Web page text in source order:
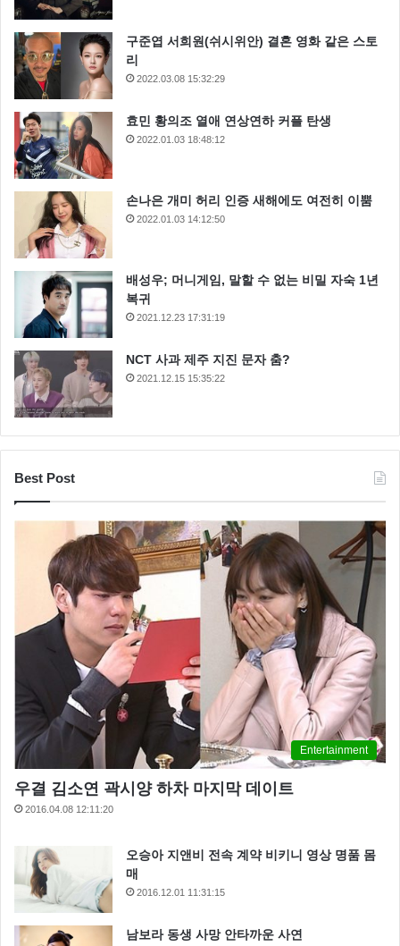
모델 수주 는 한국보다는 해외에서 더 유명한 톱 모델인
데요 우리나라에서는 GD의 절친으로 알려진 인물이기
도 합니다.
‘수주’는 모델로 데뷔 하면서 2년 만에 세계 4대 컬렉션
모델인데요
‘수주’는 머리카락을 금발로 변신 하면서 해외에서 더
많은 주목을 받기 시작 했다고 해요
수주는 “몸매 관리보다 열심히 한다”라며 금발에 대한
각별한 애정을 들어내며 한 달에 한번 염식을 하고 두피
관리에 많은 신경을 쓰고 있다고 공개 했습니다.
그런데 ‘수주’는 자신의 금발을 담당하는 ‘컬러리스트’가
미국에 있다고 말해 모두를 놀라게 했는데요 머리카락
만 담당하는 디자이너를 두고 있다는 이야기인데요 처
음 금발을 했을 때 당시 비용이 거의 한 달 집세에 맞먹
는 금액임을 밝혀 모두를 놀라게 했습니다.
구준엽 서희원(쉬시위안) 결혼 영화 같은 스토
리
2022.03.08 15:32:29
효민 황의조 열애 연상연하 커플 탄생
2022.01.03 18:48:12
손나은 개미 허리 인증 새해에도 여전히 이뿜
2022.01.03 14:12:50
배성우; 머니게임, 말할 수 없는 비밀 자숙 1년
복귀
2021.12.23 17:31:19
NCT 사과 제주 지진 문자 춤?
2021.12.15 15:35:22
Best Post
Entertainment
우결 김소연 곽시양 하차 마지막 데이트
2016.04.08 12:11:20
오승아 지앤비 전속 계약 비키니 영상 명품 몸
매
2016.12.01 11:31:15
남보라 동생 사망 안타까운 사연